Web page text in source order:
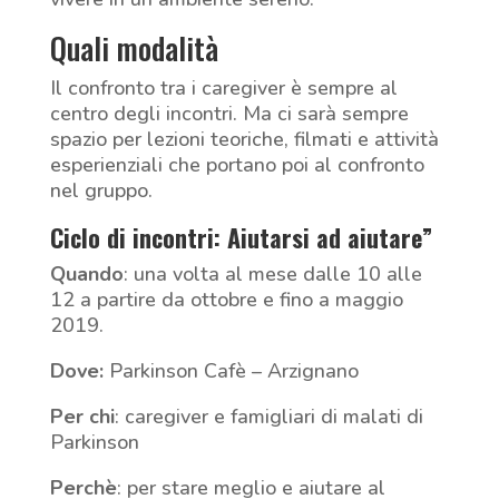
Quali modalità
Il confronto tra i caregiver è sempre al
centro degli incontri. Ma ci sarà sempre
spazio per lezioni teoriche, filmati e attività
esperienziali che portano poi al confronto
nel gruppo.
Ciclo di incontri: Aiutarsi ad aiutare”
Quando: una volta al mese dalle 10 alle
12 a partire da ottobre e fino a maggio
2019.
Dove:Parkinson Cafè – Arzignano
Per chi: caregiver e famigliari di malati di
Parkinson
Perchè: per stare meglio e aiutare al